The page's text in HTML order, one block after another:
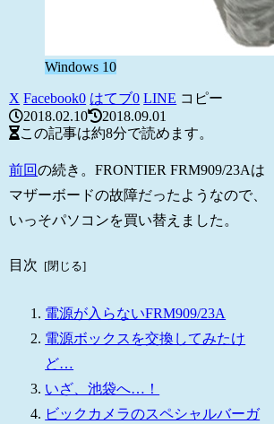
Windows 10
X Facebook0 はてブ0 LINE コピー
2018.02.10
2018.09.01
この記事は約8分で読めます。
前回の続き。FRONTIER FRM909/23Aは
マザーボードの故障だったようなので、
いっそパソコンを買い替えました。
目次
電源が入らないFRM909/23A
電源ボックスを交換してみたけ
ど…
いざ、池袋へ…！
ビックカメラのスペシャルバーガ